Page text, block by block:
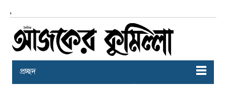
,
প্রচ্ছদ